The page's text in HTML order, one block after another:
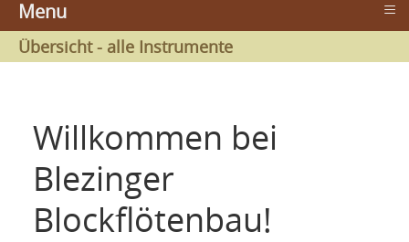
Menu ≡
Übersicht - alle Instrumente
Willkommen bei
Blezinger
Blockflötenbau!